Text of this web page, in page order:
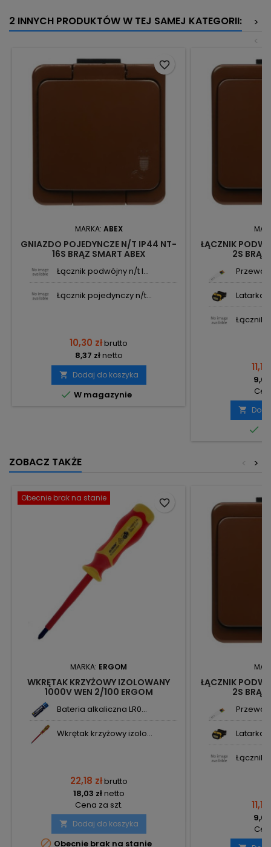
2 INNYCH PRODUKTÓW W TEJ SAMEJ KATEGORII:
>
<
MARKA: ABEX
GNIAZDO POJEDYNCZE N/T IP44 NT-
16S BRĄZ SMART ABEX
Łącznik podwójny n/t I...
Łącznik pojedynczy n/t...
10,30 złbrutto
8,37 złnetto
 Dodaj do koszyka
 W magazynie
favorite_border
ŁĄCZNIK
2S BRĄZ
Latarka
Łącznik


ZOBACZ TAKŻE >
<
Obecnie brak na stanie
MARKA: ERGOM
WKRĘTAK KRZYŻOWY IZOLOWANY
1000V WEN 2/100 ERGOM
Bateria alkaliczna LR0...
Wkrętak krzyżowy izolo...
22,18 złbrutto
18,03 złnetto
Cena za szt.
 Dodaj do koszyka
 Obecnie brak na stanie
favorite_border
ŁĄCZNIK
2S BRĄZ
Latarka
Łącznik